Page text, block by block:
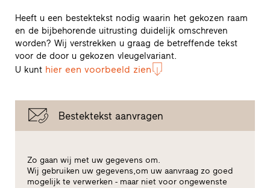
Heeft u een bestektekst nodig waarin het gekozen raam
en de bijbehorende uitrusting duidelijk omschreven
worden? Wij verstrekken u graag de betreffende tekst
voor de door u gekozen vleugelvariant.
U kunt hier een voorbeeld zien
Bestektekst aanvragen
Zo gaan wij met uw gegevens om.
Wij gebruiken uw gegevens,om uw aanvraag zo goed
mogelijk te verwerken - maar niet voor ongewenste